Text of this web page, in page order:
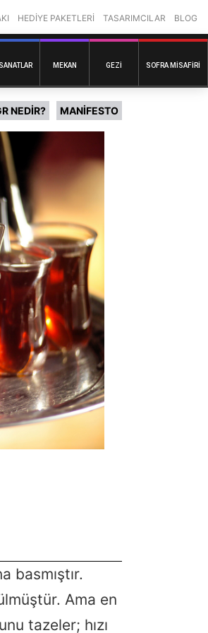
HEDİYE PAKETLERİ TASARIMCILAR BLOG
MEKAN GEZI SOFRA MISAFIRI
NEDİR? MANİFESTO
basmıştır.
Ama en
tazeler; hızı